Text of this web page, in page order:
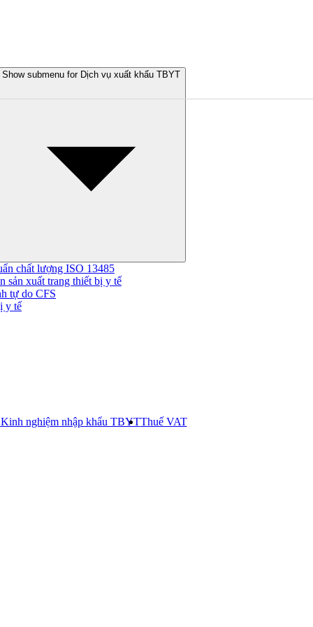
Show submenu for Dịch vụ xuất khẩu TBYT
chất lượng ISO 13485
sản xuất trang thiết bị y tế
tự do CFS
y tế
Kinh nghiệm nhập khẩu TBYTThuế VAT